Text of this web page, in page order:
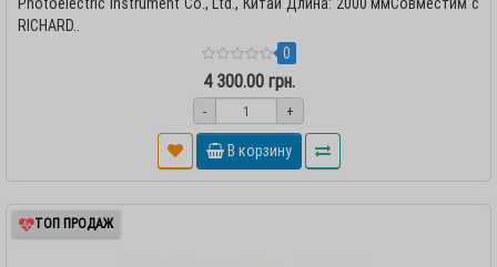
RICHARD..
0
4 300.00 грн.
- +
В корзину
ТОП ПРОДАЖ